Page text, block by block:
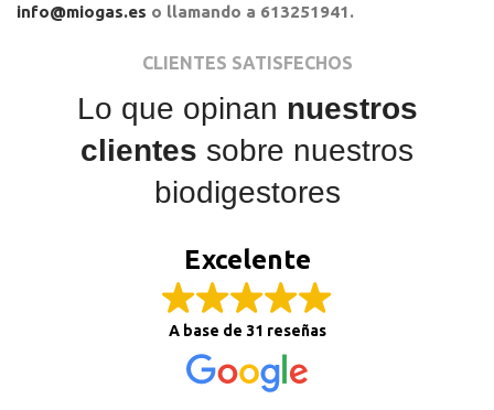
info@miogas.es o llamando a 613251941.
CLIENTES SATISFECHOS
Lo que opinan nuestros
clientes sobre nuestros
biodigestores
Excelente
A base de 31 reseñas